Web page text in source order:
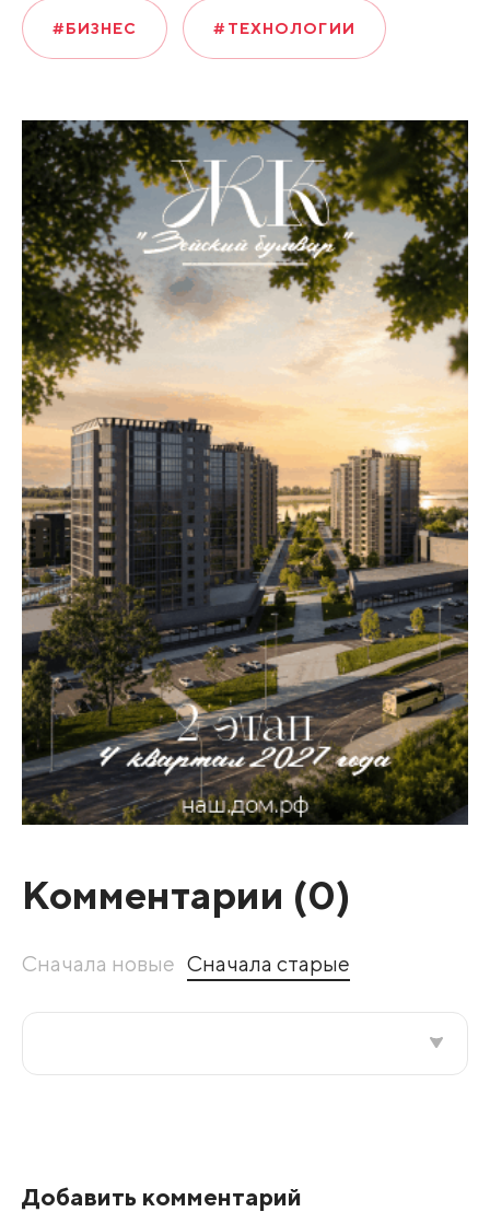
#БИЗНЕС #ТЕХНОЛОГИИ
Комментарии (0)
Сначала новые Сначала старые
Добавить комментарий